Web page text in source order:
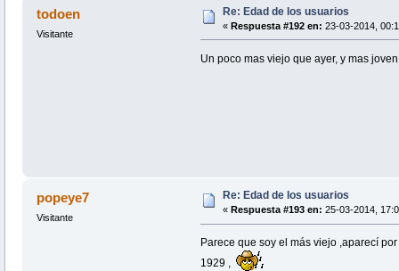
todoen
Visitante
Re: Edad de los usuarios
« Respuesta #192 en: 23-03-2014,
Un poco mas viejo que ayer, y mas
popeye7
Visitante
Re: Edad de los usuarios
« Respuesta #193 en: 25-03-2014,
Parece que soy el más viejo ,aparecí
1929 ,